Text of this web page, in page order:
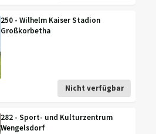
250 - Wilhelm Kaiser Stadion
Großkorbetha
Nicht verfügbar
282 - Sport- und Kulturzentrum
Wengelsdorf